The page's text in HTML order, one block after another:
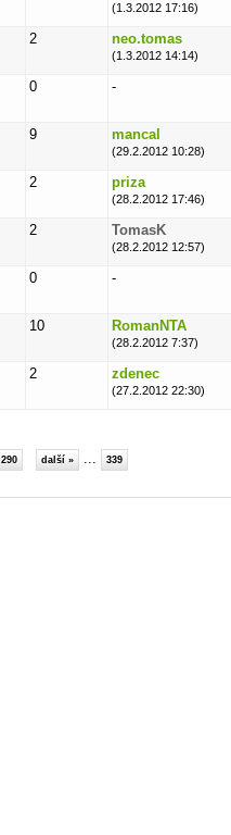
(1.3.2012 17:16)
2 neo.tomas
(1.3.2012 14:14)
0 -
9 mancal
(29.2.2012 10:28)
2 priza
(28.2.2012 17:46)
2 TomasK
(28.2.2012 12:57)
0 -
10 RomanNTA
(28.2.2012 7:37)
2 zdenec
(27.2.2012 22:30)
290 další » ... 339